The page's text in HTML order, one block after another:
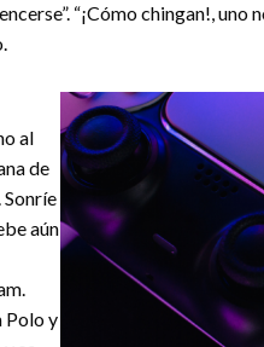
“¡Cómo chingan!,
al
de
Sonríe
aún
Polo y